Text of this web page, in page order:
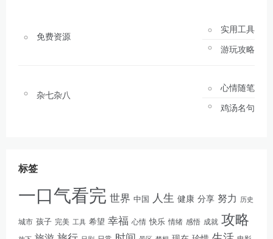
免费资源
实用工具
游玩攻略
杂七杂八
心情随笔
鸡汤名句
标签
一口气看完 世界 中国 人生 健康 分享 努力 历史
城市 孩子 完美 工具 希望 幸福 心情 快乐 情绪 感悟 成就 攻略